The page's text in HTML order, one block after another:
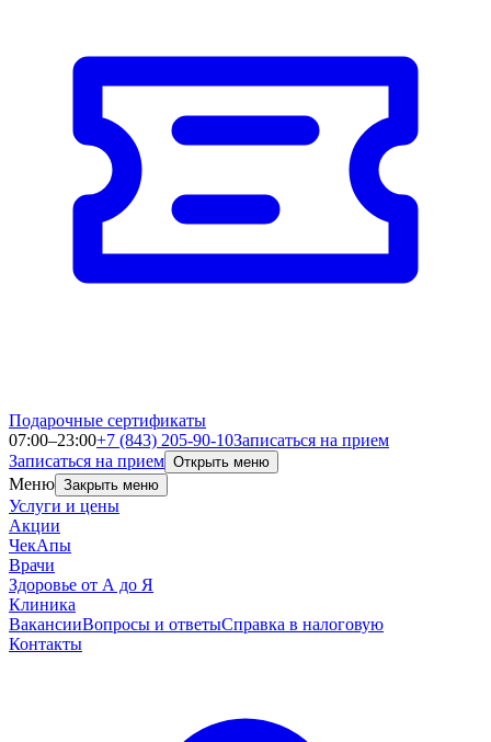
Подарочные сертификаты
07:00–23:00+7 (843) 205-90-10Записаться на прием
Записаться на прием Открыть меню
Меню Закрыть меню
Услуги и цены
Акции
ЧекАпы
Врачи
Здоровье от А до Я
Клиника
ВакансииВопросы и ответыСправка в налоговую
Контакты